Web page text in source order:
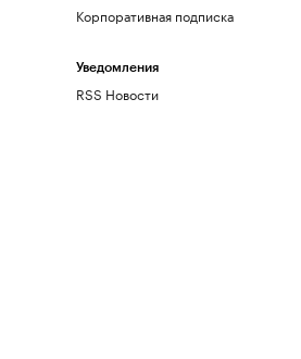
Корпоративная подписка
Уведомления
RSS Новости